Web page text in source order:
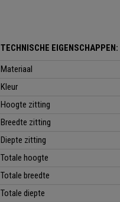
TECHNISCHE EIGENSCHAPPEN:
Materiaal
Kleur
Hoogte zitting
Breedte zitting
Diepte zitting
Totale hoogte
Totale breedte
Totale diepte